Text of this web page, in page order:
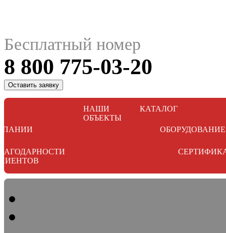
Бесплатный номер
8 800 775-03-20
Оставить заявку
НАШИ
ОБЪЕКТЫ
КАТАЛОГ
ОБОРУДОВАНИЕ